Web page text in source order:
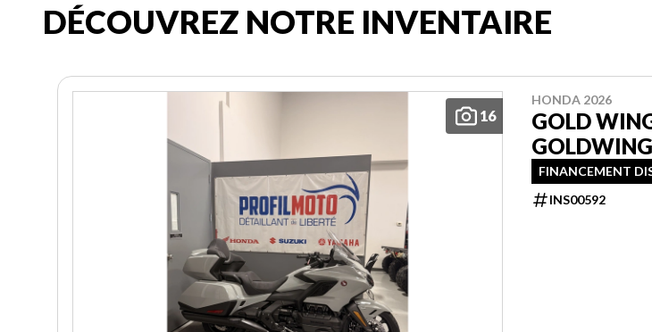
DÉCOUVREZ NOTRE INVENTAIRE
16
HONDA 2026
GOLD
FINANCEMENT
INS00592